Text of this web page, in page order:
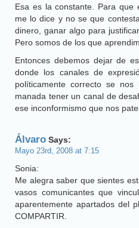
Esa es la constante. Para que
me lo dice y no se que
dinero, ganar algo para
Pero somos de los que
Entonces debemos dejar de
donde los canales de
políticamente correcto se
manada tener un canal de
ese inconformismo que nos
Álvaro Says:
Mayo 23rd, 2008 at 7:15
Sonia:
Me alegra saber que sientes
vasos comunicantes que
aparentemente apartados del
COMPARTIR.